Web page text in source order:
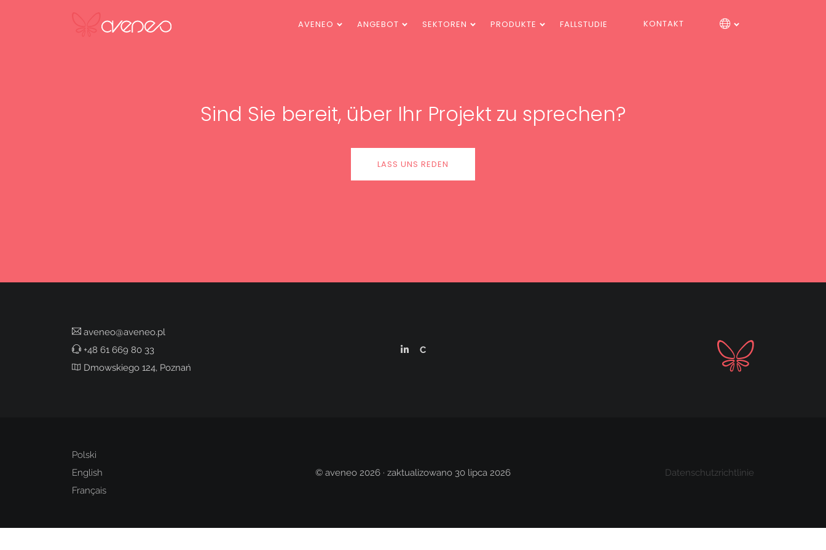
AVENEO ANGEBOT SEKTOREN PRODUKTE FALLSTUDIE KONTAKT
Sind Sie bereit, über Ihr Projekt zu sprechen?
LASS UNS REDEN
aveneo@aveneo.pl
+48 61 669 80 33
Dmowskiego 124, Poznań
C
Polski
English
Français
© aveneo 2026 · zaktualizowano 30 lipca 2026 Datenschutzrichtlinie